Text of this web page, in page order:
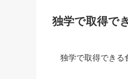
独学で取得で
独学で取得できる